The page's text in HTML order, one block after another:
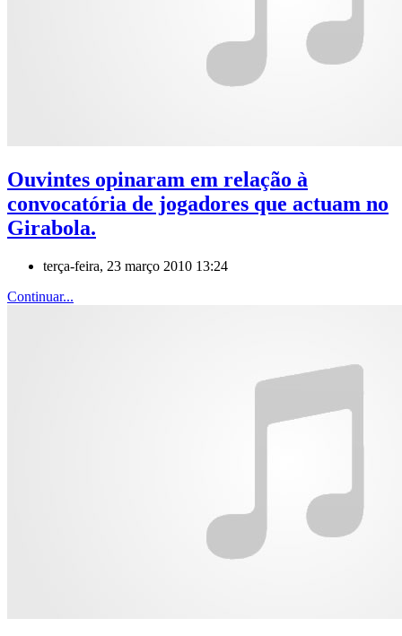
Ouvintes opinaram em relação à
convocatória de jogadores que actuam no
Girabola.
terça-feira, 23 março 2010 13:24
Continuar...